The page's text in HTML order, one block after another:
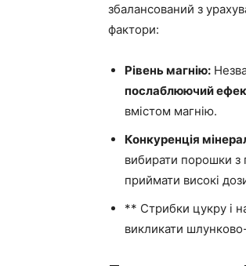
збалансований з
фактори:
Рівень магнію:
послаблюючий
вмістом магнію.
Конкуренція
вибирати порошки з
приймати високі
** Стрибки цукру і
викликати